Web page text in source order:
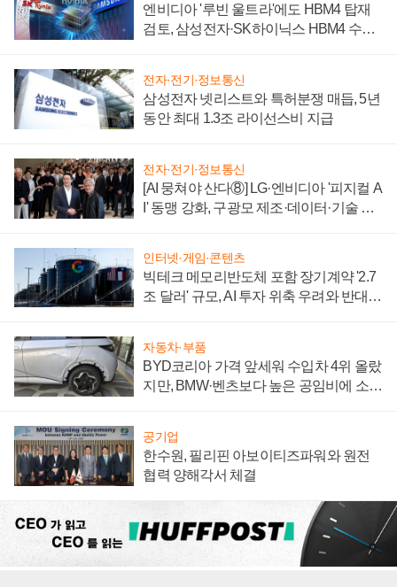
엔비디아 '루빈 울트라'에도 HBM4 탑재
검토, 삼성전자·SK하이닉스 HBM4 수율
전자·전기·정보통신
삼성전자 넷리스트와 특허분쟁 매듭, 5년
동안 최대 1.3조 라이선스비 지급
전자·전기·정보통신
[AI 뭉쳐야 산다⑧] LG·엔비디아 '피지컬 A
I' 동맹 강화, 구광모 제조·데이터·기술 결
인터넷·게임·콘텐츠
빅테크 메모리반도체 포함 장기계약 '2.7
조 달러' 규모, AI 투자 위축 우려와 반대
자동차·부품
BYD코리아 가격 앞세워 수입차 4위 올랐
지만, BMW·벤츠보다 높은 공임비에 소비
공기업
한수원, 필리핀 아보이티즈파워와 원전
협력 양해각서 체결